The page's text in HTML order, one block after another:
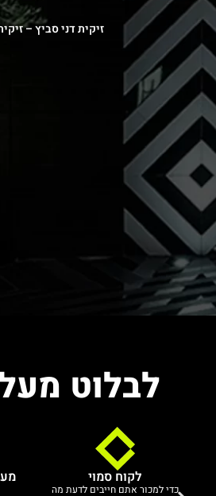
זיקית דני סביץ –
לבלוט
לקוח סמוי
כדי למכור אתם חייבים לדעת מה